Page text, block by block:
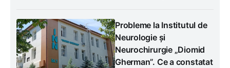
Probleme la Institutul de
Neurologie și
Neurochirurgie „Diomid
Gherman”. Ce a constatat